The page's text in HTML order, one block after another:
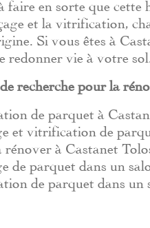
faire en sorte que
et la vitrification,
Si vous êtes à
redonner vie à votre sol.
recherche pour la
de parquet à
et vitrification de
rénover à Castanet
de parquet dans un
de parquet dans un